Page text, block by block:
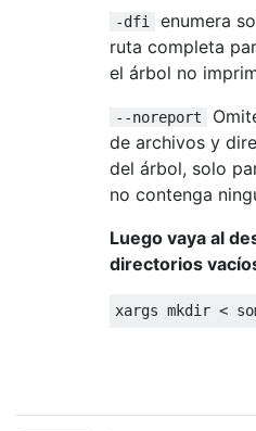
-dfi
enumera
ruta completa
el árbol no
--noreport
de archivos y
del árbol, solo
no contenga
Luego vaya al
directorios